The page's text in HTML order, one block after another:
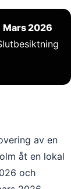
Mars 2026
av en
åt en lokal
och